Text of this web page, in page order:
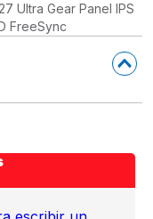
Ultra Gear Panel IPS
FreeSync